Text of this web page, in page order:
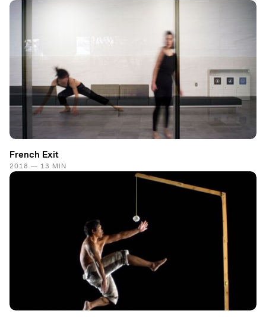
French Exit
2018 — 13 MIN